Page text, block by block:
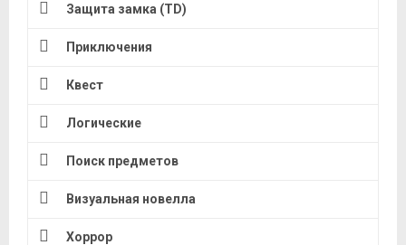
Защита замка (TD)
Приключения
Квест
Логические
Поиск предметов
Визуальная новелла
Хоррор